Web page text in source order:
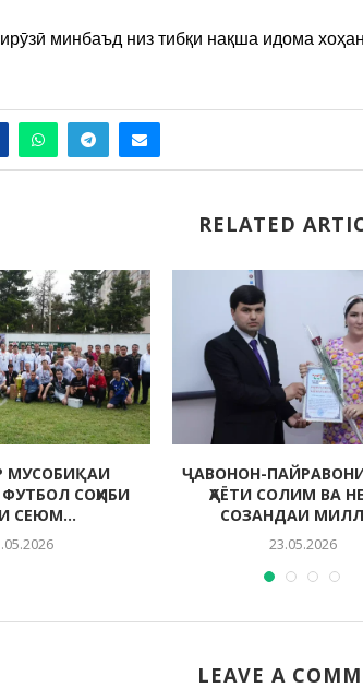
минбаъд низ тибқи нақша идома
RELATED
МУСОБИҚАИ
СОҲИБИ
СЕЮМ...
ҶАВОНОН-
ҲАЁТИ СОЛИМ ВА
СОЗАНДАИ
23.05.2026
LEAVE A